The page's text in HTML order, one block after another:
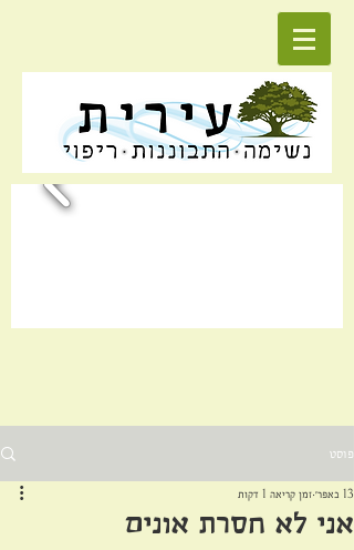
פוסט
אני לא חסרת אונים
13 באפר׳ זמן קריאה 1 דקות